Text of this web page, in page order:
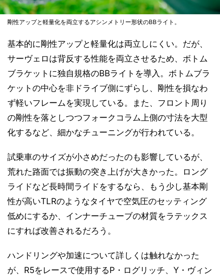
剛性アップと軽量化を両立するアシンメトリー形状のBBライト。
基本的に剛性アップと軽量化は両立しにくい。だが、
サーヴェロは背反する性能を両立させるため、ボトム
ブラケットに独自規格のBBライトを導入。ボトムブラ
ケットの中心を非ドライブ側にずらし、剛性を損なわ
ず軽いフレームを実現している。また、フロント周り
の剛性を落としつつフォークコラム上側の寸法を大型
化するなど、細かなチューニングが行われている。
試乗車のサイズが小さめだったのも影響しているが、
荒れた路面では振動の突き上げが大きかった。ロング
ライドなど長時間ライドをするなら、もう少し基本剛
性が高いTLRのようなタイヤで空気圧のセッティング
低めにするか、インナーチューブの材質をラテックス
にすれば改善されるだろう。
ハンドリングや加速について詳しくは触れなかった
が、R5をレースで使用するP・ログリッチ、Y・ヴィン